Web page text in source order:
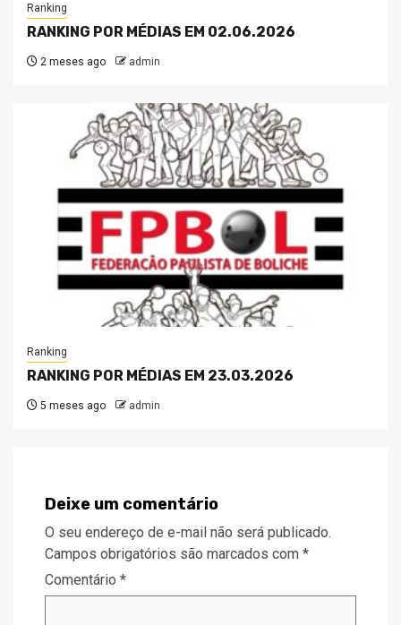
Ranking
RANKING POR MÉDIAS EM 02.06.2026
2 meses ago admin
Ranking
RANKING POR MÉDIAS EM 23.03.2026
5 meses ago admin
Deixe um comentário
O seu endereço de e-mail não será publicado.
Campos obrigatórios são marcados com *
Comentário *